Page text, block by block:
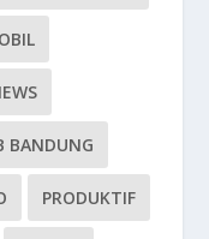
BANDUNG
PRODUKTIF